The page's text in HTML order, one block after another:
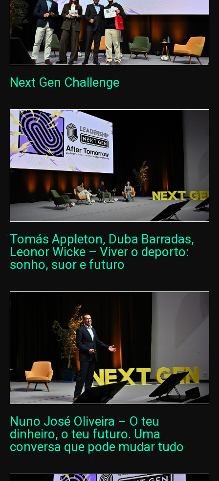
Next Gen Challenge
Tomás Appleton, Duba Barradas,
Leonor Wicke – Viver o deporto:
sonho, suor e futuro
Nuno José Oliveira – O teu
dinheiro, o teu futuro. Uma
conversa que pode mudar tudo